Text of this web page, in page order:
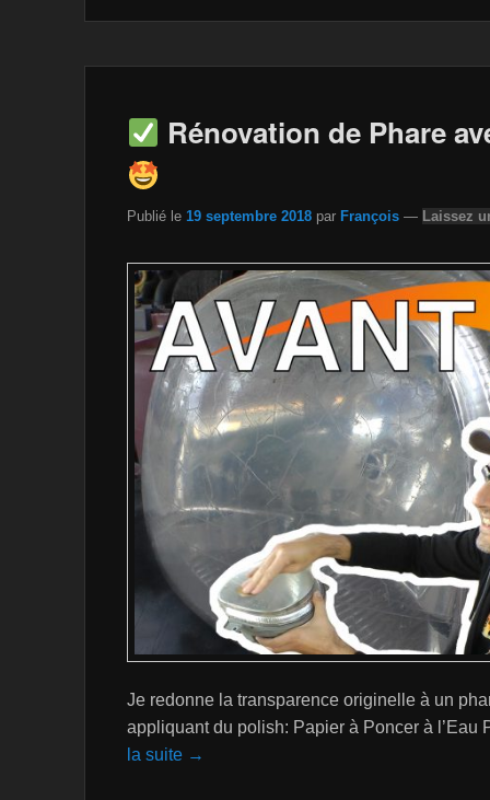
e
o
er z
W
Li
st
y
k
g
Rénovation de Phare
Publié le 19 septembre 2018 par François — Laissez
Je redonne la transparence originelle à un
appliquant du polish: Papier à Poncer à l’Eau
la suite →